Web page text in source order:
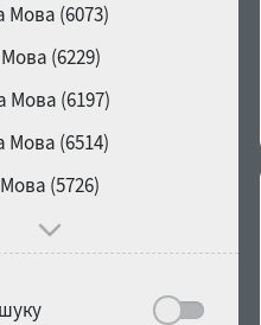
Контраст
стереотип
Мова (6073)
(6229)
Мова (6197)
Мова (6514)
(5726)